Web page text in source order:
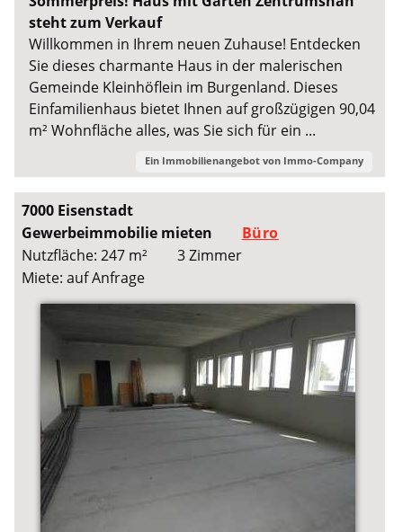
steht zum Verkauf
Willkommen in Ihrem neuen Zuhause! Entdecken
Sie dieses charmante Haus in der malerischen
Gemeinde Kleinhöflein im Burgenland. Dieses
Einfamilienhaus bietet Ihnen auf großzügigen 90,04
m² Wohnfläche alles, was Sie sich für ein ...
Ein Immobilienangebot von Immo-Company
7000 Eisenstadt
Gewerbeimmobilie mieten
Büro
Nutzfläche: 247 m²
3 Zimmer
Miete: auf Anfrage